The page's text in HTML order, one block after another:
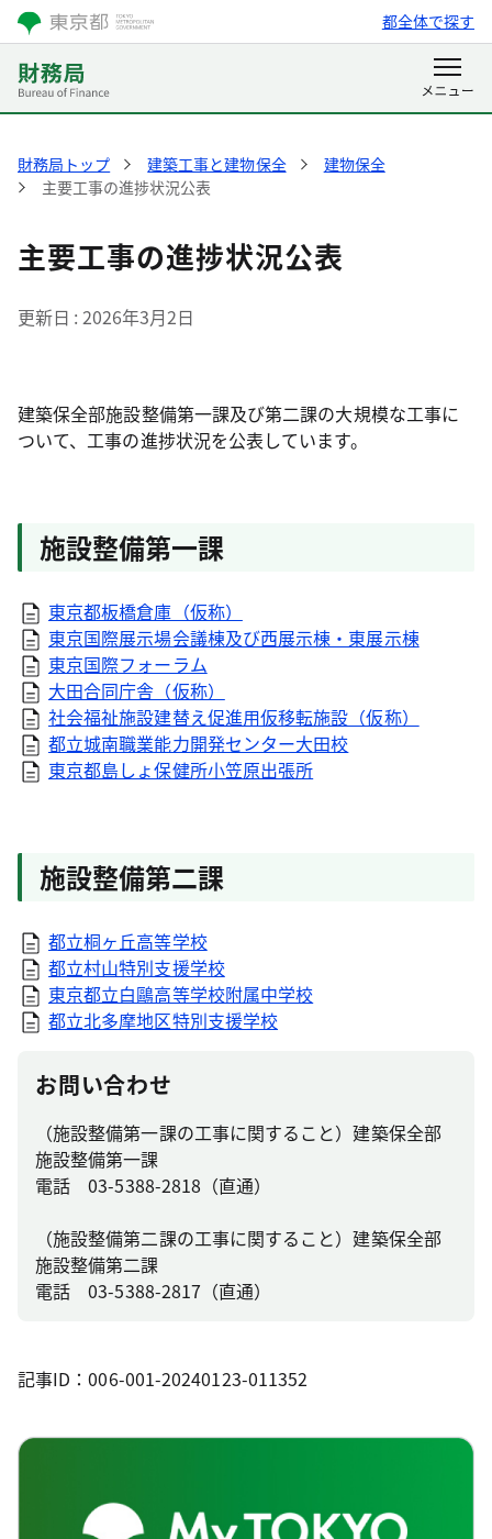
都全体で探す
財務局トップ 建築工事と建物保全
建物保全
主要工事の進捗状況公表
主要工事の進捗状況公表
更新日 2026年3月2日
建築保全部施設整備第一課及び第二課の大規模な工事に
ついて、工事の進捗状況を公表しています。
施設整備第一課
東京都板橋倉庫（仮称）
東京国際展示場会議棟及び西展示棟・東展示棟
東京国際フォーラム
大田合同庁舎（仮称）
社会福祉施設建替え促進用仮移転施設（仮称）
都立城南職業能力開発センター大田校
東京都島しょ保健所小笠原出張所
施設整備第二課
都立桐ヶ丘高等学校
都立村山特別支援学校
東京都立白鷗高等学校附属中学校
都立北多摩地区特別支援学校
お問い合わせ
（施設整備第一課の工事に関すること）建築保全部
施設整備第一課
電話 03-5388-2818（直通）
（施設整備第二課の工事に関すること）建築保全部
施設整備第二課
電話 03-5388-2817（直通）
記事ID：006-001-20240123-011352